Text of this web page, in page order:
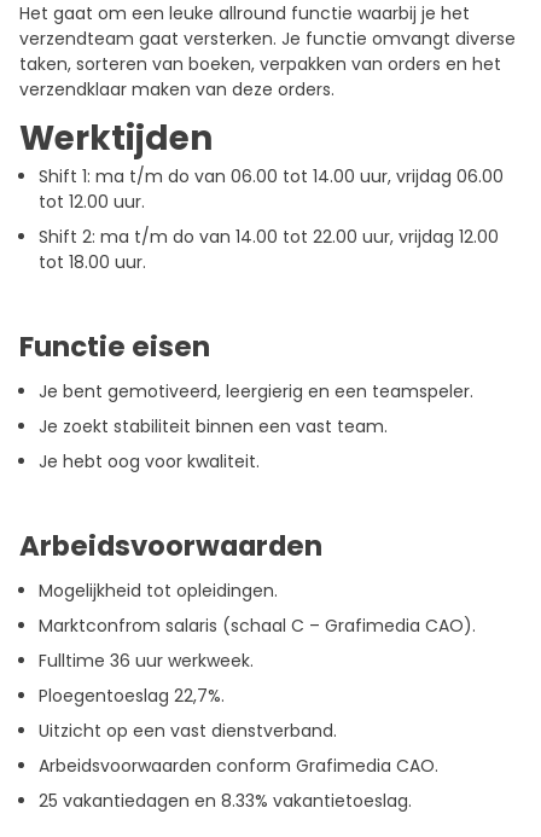
Het gaat om een leuke allround functie waarbij je het
verzendteam gaat versterken. Je functie omvangt diverse
taken, sorteren van boeken, verpakken van orders en het
verzendklaar maken van deze orders.
Werktijden
Shift 1: ma t/m do van 06.00 tot 14.00 uur, vrijdag 06.00
tot 12.00 uur.
Shift 2: ma t/m do van 14.00 tot 22.00 uur, vrijdag 12.00
tot 18.00 uur.
Functie eisen
Je bent gemotiveerd, leergierig en een teamspeler.
Je zoekt stabiliteit binnen een vast team.
Je hebt oog voor kwaliteit.
Arbeidsvoorwaarden
Mogelijkheid tot opleidingen.
Marktconfrom salaris (schaal C – Grafimedia CAO).
Fulltime 36 uur werkweek.
Ploegentoeslag 22,7%.
Uitzicht op een vast dienstverband.
Arbeidsvoorwaarden conform Grafimedia CAO.
25 vakantiedagen en 8.33% vakantietoeslag.